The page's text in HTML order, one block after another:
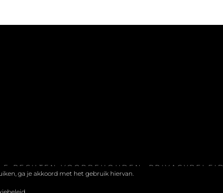
RECHTEN VOORBEHOUDEN. PRIVACYBELEID
ga je akkoord met het gebruik hiervan.